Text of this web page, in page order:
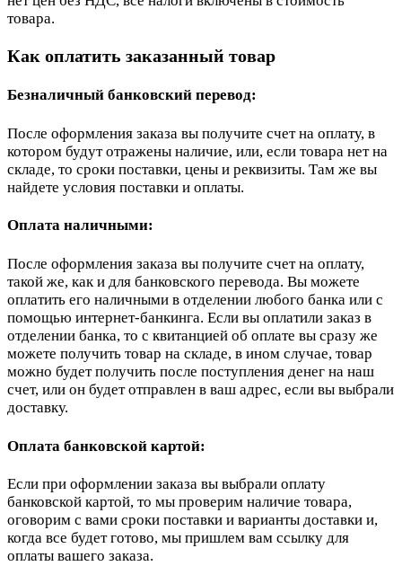
товара.
Как оплатить заказанный товар
Безналичный банковский перевод:
После оформления заказа вы получите счет на оплату, в
котором будут отражены наличие, или, если товара нет на
складе, то сроки поставки, цены и реквизиты. Там же вы
найдете условия поставки и оплаты.
Оплата наличными:
После оформления заказа вы получите счет на оплату,
такой же, как и для банковского перевода. Вы можете
оплатить его наличными в отделении любого банка или с
помощью интернет-банкинга. Если вы оплатили заказ в
отделении банка, то с квитанцией об оплате вы сразу же
можете получить товар на складе, в ином случае, товар
можно будет получить после поступления денег на наш
счет, или он будет отправлен в ваш адрес, если вы выбрали
доставку.
Оплата банковской картой:
Если при оформлении заказа вы выбрали оплату
банковской картой, то мы проверим наличие товара,
оговорим с вами сроки поставки и варианты доставки и,
когда все будет готово, мы пришлем вам ссылку для
оплаты вашего заказа.